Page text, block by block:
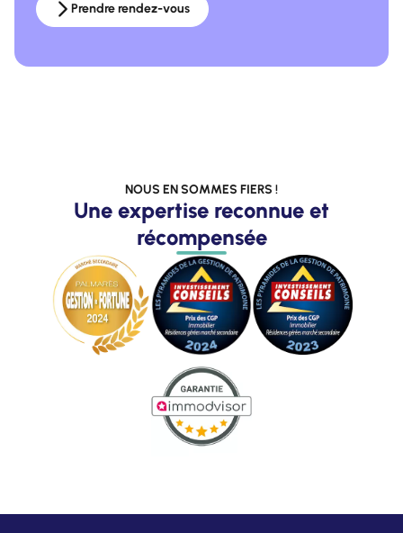
Prendre rendez-vous
NOUS EN SOMMES FIERS !
Une expertise reconnue et
récompensée